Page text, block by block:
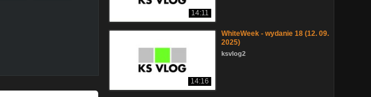
14:11
14:16
WhiteWeek - wydanie 18 (12. 09.
2025)
ksvlog2